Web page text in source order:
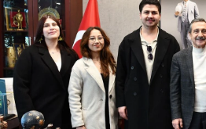
ASAYİŞ